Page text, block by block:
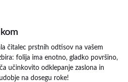
čitalec prstnih odtisov na vašem
folija ima enotno, gladko površino,
učinkovito odklepanje zaslona in
na dosegu roke!